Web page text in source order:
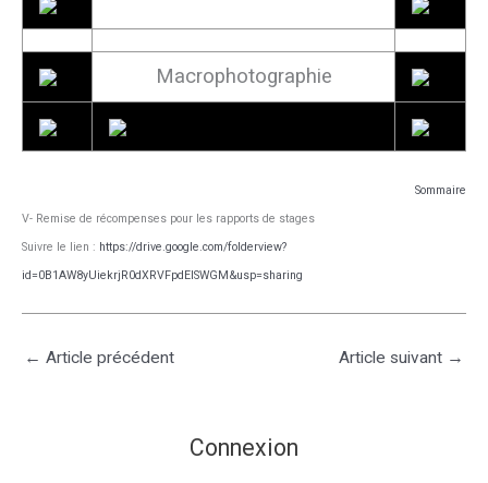
Macrophotographie
Sommaire
V- Remise de récompenses pour les rapports de stages
Suivre le lien : https://drive.google.com/folderview?
id=0B1AW8yUiekrjR0dXRVFpdElSWGM&usp=sharing
← Article précédent Article suivant →
Connexion